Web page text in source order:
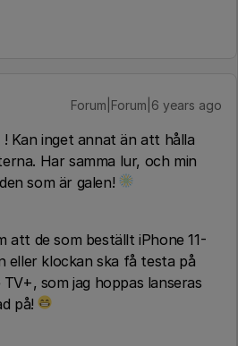
Forum|Forum|6 years ago
! Kan inget annat än att hålla
Har samma lur, och min
som är galen!
att de som beställt iPhone 11-
eller klockan ska få testa på
som jag hoppas lanseras
på!